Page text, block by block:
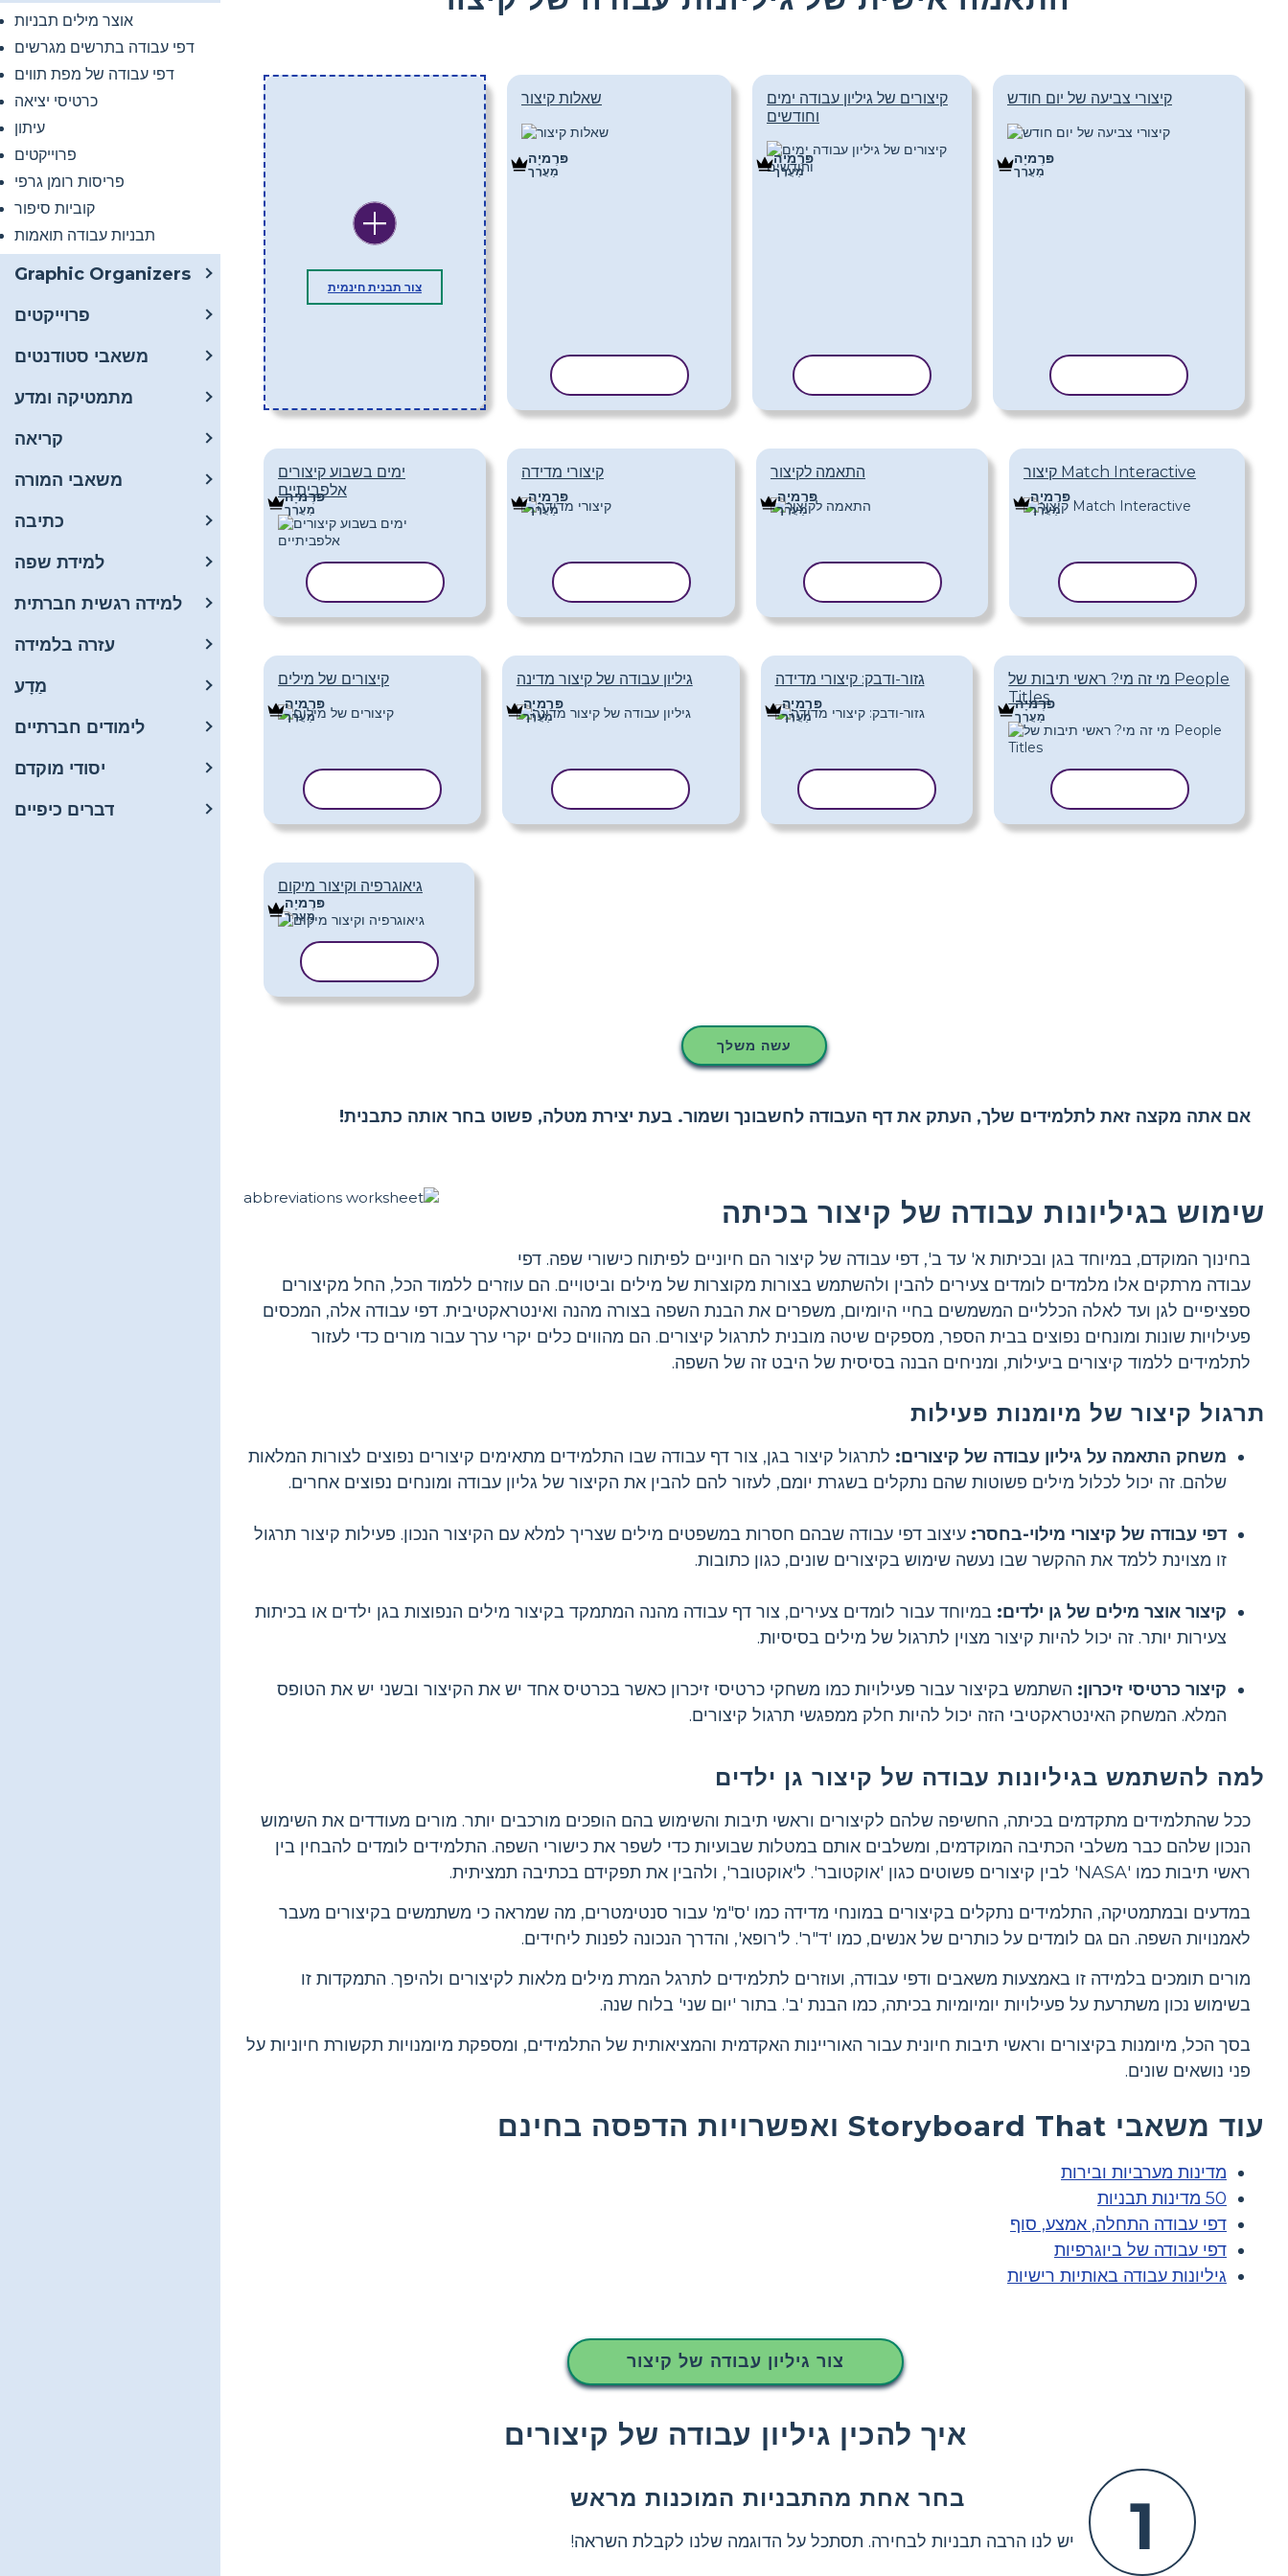
אוצר מילים תבניות
דפי עבודה בתרשים מגרשים
דפי עבודה של מפת תווים
כרטיסי יציאה
עיתון
פרוייקטים
פריסות רומן גרפי
קוביות סיפור
תבניות עבודה תואמות
Graphic Organizers
פרוייקטים
משאבי סטודנטים
מתמטיקה ומדע
קריאה
משאבי המורה
כתיבה
למידת שפה
למידה רגשית חברתית
עזרה בלמידה
מַדָע
לימודים חברתיים
יסודי מוקדם
דברים כיפיים
צור תבנית חינמית
שאלות קיצור
פּרֶמיָה
מַעֲרָך
קיצורים של גיליון עבודה ימים
וחודשים
פּרֶמיָה
מַעֲרָך
קיצורי צביעה של יום חודש
פּרֶמיָה
מַעֲרָך
ימים בשבוע קיצורים
אלפביתיים
פּרֶמיָה
מַעֲרָך
קיצורי מדידה
פּרֶמיָה
מַעֲרָך
התאמה לקיצור
פּרֶמיָה
מַעֲרָך
קיצור Match Interactive
פּרֶמיָה
מַעֲרָך
קיצורים של מילים
פּרֶמיָה
מַעֲרָך
גיליון עבודה של קיצור מדינה
פּרֶמיָה
מַעֲרָך
גזור-ודבק: קיצורי מדידה
פּרֶמיָה
מַעֲרָך
מי זה מי? ראשי תיבות של People
Titles
פּרֶמיָה
מַעֲרָך
גיאוגרפיה וקיצור מיקום
פּרֶמיָה
מַעֲרָך
עשה משלך
אם אתה מקצה זאת לתלמידים שלך, העתק את דף העבודה לחשבונך ושמור. בעת יצירת מטלה, פשוט בחר אותה כתבנית!
שימוש בגיליונות עבודה של קיצור בכיתה
בחינוך המוקדם, במיוחד בגן ובכיתות א' עד ב', דפי עבודה של קיצור הם חיוניים לפיתוח כישורי שפה. דפי
עבודה מרתקים אלו מלמדים לומדים צעירים להבין ולהשתמש בצורות מקוצרות של מילים וביטויים. הם עוזרים ללמוד הכל, החל מקיצורים
ספציפיים לגן ועד לאלה הכלליים המשמשים בחיי היומיום, משפרים את הבנת השפה בצורה מהנה ואינטראקטיבית. דפי עבודה אלה, המכסים
פעילויות שונות ומונחים נפוצים בבית הספר, מספקים שיטה מובנית לתרגול קיצורים. הם מהווים כלים יקרי ערך עבור מורים כדי לעזור
לתלמידים ללמוד קיצורים ביעילות, ומניחים הבנה בסיסית של היבט זה של השפה.
תרגול קיצור של מיומנות פעילות
משחק התאמה על גיליון עבודה של קיצורים: לתרגול קיצור בגן, צור דף עבודה שבו התלמידים מתאימים קיצורים נפוצים לצורות המלאות
שלהם. זה יכול לכלול מילים פשוטות שהם נתקלים בשגרת יומם, לעזור להם להבין את הקיצור של גליון עבודה ומונחים נפוצים אחרים.
דפי עבודה של קיצורי מילוי-בחסר: עיצוב דפי עבודה שבהם חסרות במשפטים מילים שצריך למלא עם הקיצור הנכון. פעילות קיצור תרגול
זו מצוינת ללמד את ההקשר שבו נעשה שימוש בקיצורים שונים, כגון כתובות.
קיצור אוצר מילים של גן ילדים: במיוחד עבור לומדים צעירים, צור דף עבודה מהנה המתמקד בקיצור מילים הנפוצות בגן ילדים או בכיתות
צעירות יותר. זה יכול להיות קיצור מצוין לתרגול של מילים בסיסיות.
קיצור כרטיסי זיכרון: השתמש בקיצור עבור פעילויות כמו משחקי כרטיסי זיכרון כאשר בכרטיס אחד יש את הקיצור ובשני יש את הטופס
המלא. המשחק האינטראקטיבי הזה יכול להיות חלק ממפגשי תרגול קיצורים.
למה להשתמש בגיליונות עבודה של קיצור גן ילדים
ככל שהתלמידים מתקדמים בכיתה, החשיפה שלהם לקיצורים וראשי תיבות והשימוש בהם הופכים מורכבים יותר. מורים מעודדים את השימוש
הנכון שלהם כבר משלבי הכתיבה המוקדמים, ומשלבים אותם במטלות שבועיות כדי לשפר את כישורי השפה. התלמידים לומדים להבחין בין
ראשי תיבות כמו 'NASA' לבין קיצורים פשוטים כגון 'אוקטובר'. ל'אוקטובר', ולהבין את תפקידם בכתיבה תמציתית.
במדעים ובמתמטיקה, התלמידים נתקלים בקיצורים במונחי מדידה כמו 'ס"מ' עבור סנטימטרים, מה שמראה כי משתמשים בקיצורים מעבר
לאמנויות השפה. הם גם לומדים על כותרים של אנשים, כמו 'ד"ר'. ל'רופא', והדרך הנכונה לפנות ליחידים.
מורים תומכים בלמידה זו באמצעות משאבים ודפי עבודה, ועוזרים לתלמידים לתרגל המרת מילים מלאות לקיצורים ולהיפך. התמקדות זו
בשימוש נכון משתרעת על פעילויות יומיומיות בכיתה, כמו הבנת 'ב'. בתור 'יום שני' בלוח שנה.
בסך הכל, מיומנות בקיצורים וראשי תיבות חיונית עבור האוריינות האקדמית והמציאותית של התלמידים, ומספקת מיומנויות תקשורת חיוניות על
פני נושאים שונים.
עוד משאבי Storyboard That ואפשרויות הדפסה בחינם
מדינות מערביות ובירות
50 מדינות תבניות
דפי עבודה התחלה, אמצע, סוף
דפי עבודה של ביוגרפיות
גיליונות עבודה באותיות רישיות
צור גיליון עבודה של קיצור
איך להכין גיליון עבודה של קיצורים
1 בחר אחת מהתבניות המוכנות מראש
יש לנו הרבה תבניות לבחירה. תסתכל על הדוגמה שלנו לקבלת השראה!